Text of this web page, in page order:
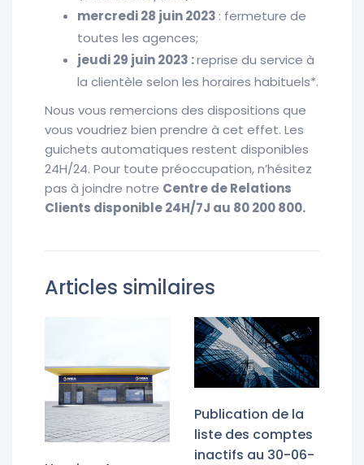
mercredi 28 juin 2023 : fermeture de
toutes les agences;
jeudi 29 juin 2023 :reprise du service à
la clientèle selon les horaires habituels*.
Nous vous remercions des dispositions que
vous voudriez bien prendre à cet effet. Les
guichets automatiques restent disponibles
24H/24. Pour toute préoccupation, n’hésitez
pas à joindre notre Centre de Relations
Clients disponible 24H/7J au 80 200 800.
Articles similaires
Publication de la
liste des comptes
inactifs au 30-06-